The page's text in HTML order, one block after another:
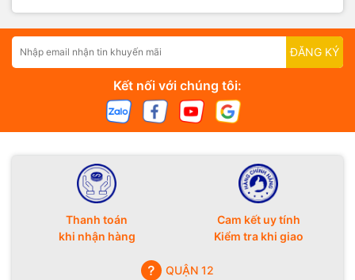
ĐĂNG KÝ
Kết nối với chúng tôi:
Thanh toán
khi nhận hàng
Cam kết uy tính
Kiểm tra khi giao
QUẬN 12